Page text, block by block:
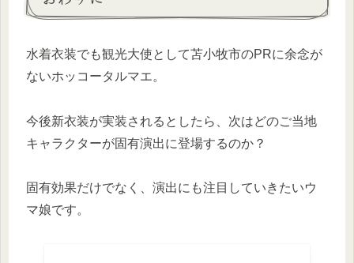
水着衣装でも観光大使として苫小牧市のPRに余念が
ないホッコータルマエ。
今後新衣装が実装されるとしたら、次はどのご当地
キャラクターが固有演出に登場するのか？
固有効果だけでなく、演出にも注目していきたいウ
マ娘です。